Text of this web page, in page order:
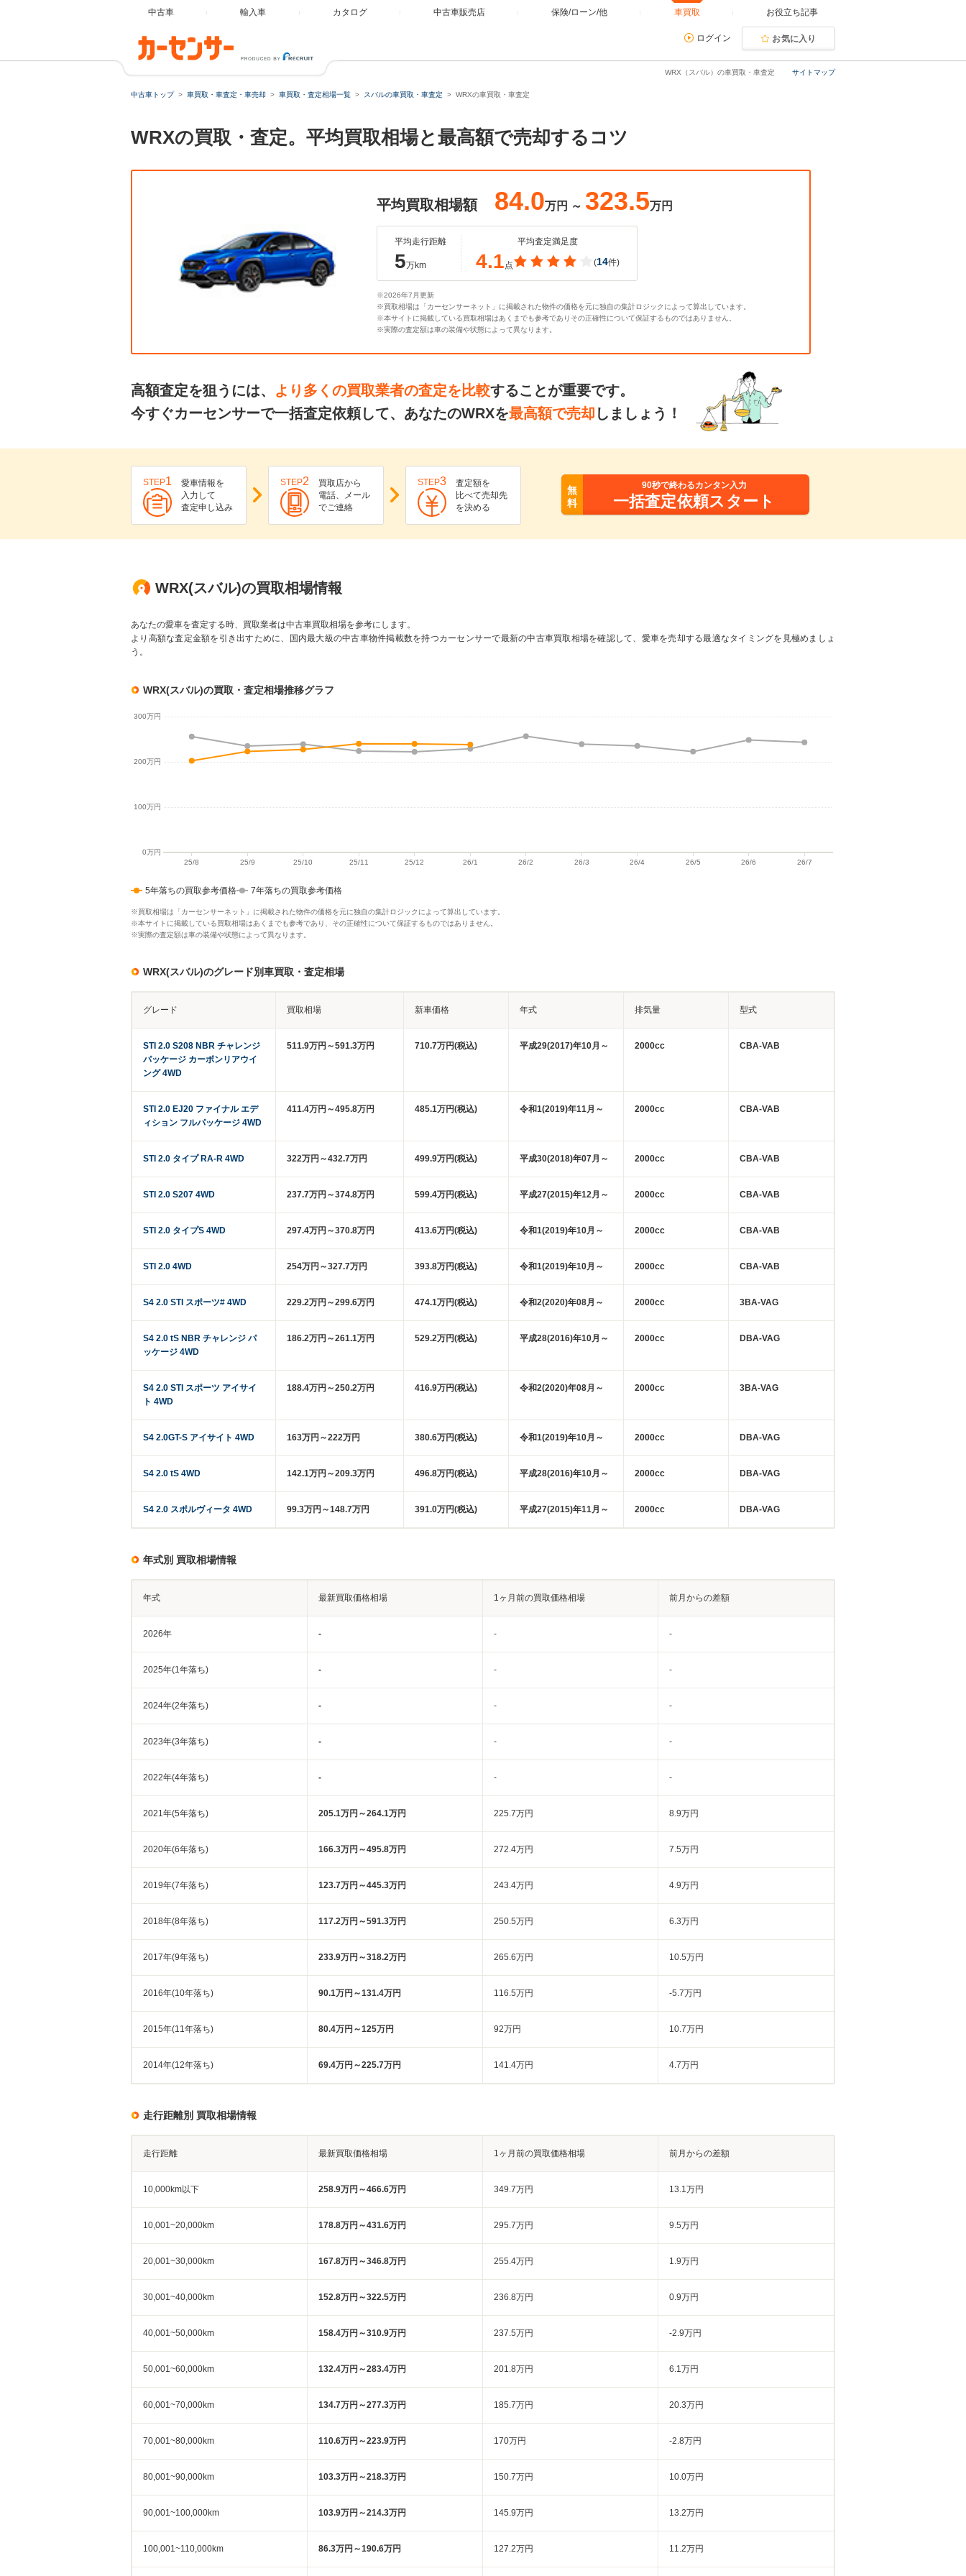
中古車 輸入車 カタログ 中古車販売店 保険/ローン/他 車買取 お役立ち記事
ログイン お気に入り
サイトマップ
WRX（スバル）の車買取・車査定
中古車トップ 車買取・車査定・車売却 車買取・査定相場一覧 スバルの車買取・車査定 WRXの車買取・車査定
WRXの買取・査定。平均買取相場と最高額で売却するコツ
平均買取相場額 84.0万円 ～ 323.5万円
平均走行距離
5万km
平均査定満足度
4.1点 (14件)
※2026年7月更新
※買取相場は「カーセンサーネット」に掲載された物件の価格を元に独自の集計ロジックによって算出しています。
※本サイトに掲載している買取相場はあくまでも参考でありその正確性について保証するものではありません。
※実際の査定額は車の装備や状態によって異なります。
高額査定を狙うには、 より多くの買取業者の査定を比較することが重要です。
今すぐカーセンサーで一括査定依頼して、あなたのWRXを最高額で売却 しましょう！
STEP1
愛車情報を
入力して
査定申し込み
STEP2
買取店から
電話、メール
でご連絡
STEP3
査定額を
比べて売却先
を決める
無
料
90秒で終わるカンタン入力
一括査定依頼スタート
WRX(スバル)の買取相場情報
あなたの愛車を査定する時、買取業者は中古車買取相場を参考にします。
より高額な査定金額を引き出すために、国内最大級の中古車物件掲載数を持つカーセンサーで最新の中古車買取相場を確認して、愛車を売却する最適なタイミングを見極めましょ
う。
WRX(スバル)の買取・査定相場推移グラフ
5年落ちの買取参考価格 7年落ちの買取参考価格
※買取相場は「カーセンサーネット」に掲載された物件の価格を元に独自の集計ロジックによって算出しています。
※本サイトに掲載している買取相場はあくまでも参考であり、その正確性について保証するものではありません。
※実際の査定額は車の装備や状態によって異なります。
WRX(スバル)のグレード別車買取・査定相場
グレード 買取相場 新車価格 年式 排気量 型式
STI 2.0 S208 NBR チャレンジ
パッケージ カーボンリアウイ
ング 4WD
511.9万円～591.3万円 710.7万円(税込) 平成29(2017)年10月～ 2000cc CBA-VAB
STI 2.0 EJ20 ファイナル エデ
ィション フルパッケージ 4WD
411.4万円～495.8万円 485.1万円(税込) 令和1(2019)年11月～ 2000cc CBA-VAB
STI 2.0 タイプ RA-R 4WD 322万円～432.7万円 499.9万円(税込) 平成30(2018)年07月～ 2000cc CBA-VAB
STI 2.0 S207 4WD 237.7万円～374.8万円 599.4万円(税込) 平成27(2015)年12月～ 2000cc CBA-VAB
STI 2.0 タイプS 4WD 297.4万円～370.8万円 413.6万円(税込) 令和1(2019)年10月～ 2000cc CBA-VAB
STI 2.0 4WD 254万円～327.7万円 393.8万円(税込) 令和1(2019)年10月～ 2000cc CBA-VAB
S4 2.0 STI スポーツ# 4WD 229.2万円～299.6万円 474.1万円(税込) 令和2(2020)年08月～ 2000cc 3BA-VAG
S4 2.0 tS NBR チャレンジ パ
ッケージ 4WD
186.2万円～261.1万円 529.2万円(税込) 平成28(2016)年10月～ 2000cc DBA-VAG
S4 2.0 STI スポーツ アイサイ
ト 4WD
188.4万円～250.2万円 416.9万円(税込) 令和2(2020)年08月～ 2000cc 3BA-VAG
S4 2.0GT-S アイサイト 4WD 163万円～222万円 380.6万円(税込) 令和1(2019)年10月～ 2000cc DBA-VAG
S4 2.0 tS 4WD 142.1万円～209.3万円 496.8万円(税込) 平成28(2016)年10月～ 2000cc DBA-VAG
S4 2.0 スポルヴィータ 4WD 99.3万円～148.7万円 391.0万円(税込) 平成27(2015)年11月～ 2000cc DBA-VAG
年式別 買取相場情報
年式 最新買取価格相場 1ヶ月前の買取価格相場 前月からの差額
2026年 - - -
2025年(1年落ち) - - -
2024年(2年落ち) - - -
2023年(3年落ち) - - -
2022年(4年落ち) - - -
2021年(5年落ち) 205.1万円～264.1万円 225.7万円 8.9万円
2020年(6年落ち) 166.3万円～495.8万円 272.4万円 7.5万円
2019年(7年落ち) 123.7万円～445.3万円 243.4万円 4.9万円
2018年(8年落ち) 117.2万円～591.3万円 250.5万円 6.3万円
2017年(9年落ち) 233.9万円～318.2万円 265.6万円 10.5万円
2016年(10年落ち) 90.1万円～131.4万円 116.5万円 -5.7万円
2015年(11年落ち) 80.4万円～125万円 92万円 10.7万円
2014年(12年落ち) 69.4万円～225.7万円 141.4万円 4.7万円
走行距離別 買取相場情報
走行距離 最新買取価格相場 1ヶ月前の買取価格相場 前月からの差額
10,000km以下 258.9万円～466.6万円 349.7万円 13.1万円
10,001~20,000km 178.8万円～431.6万円 295.7万円 9.5万円
20,001~30,000km 167.8万円～346.8万円 255.4万円 1.9万円
30,001~40,000km 152.8万円～322.5万円 236.8万円 0.9万円
40,001~50,000km 158.4万円～310.9万円 237.5万円 -2.9万円
50,001~60,000km 132.4万円～283.4万円 201.8万円 6.1万円
60,001~70,000km 134.7万円～277.3万円 185.7万円 20.3万円
70,001~80,000km 110.6万円～223.9万円 170万円 -2.8万円
80,001~90,000km 103.3万円～218.3万円 150.7万円 10.0万円
90,001~100,000km 103.9万円～214.3万円 145.9万円 13.2万円
100,001~110,000km 86.3万円～190.6万円 127.2万円 11.2万円